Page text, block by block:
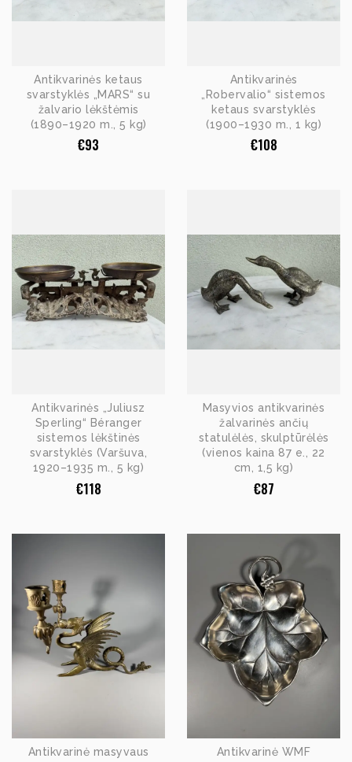
Antikvarinės ketaus
svarstyklės „MARS“ su
žalvario lėkštėmis
(1890–1920 m., 5 kg)
€93
Antikvarinės
„Robervalio“ sistemos
ketaus svarstyklės
(1900–1930 m., 1 kg)
€108
Antikvarinės „Juliusz
Sperling“ Béranger
sistemos lėkštinės
svarstyklės (Varšuva,
1920–1935 m., 5 kg)
€118
Masyvios antikvarinės
žalvarinės ančių
statulėlės, skulptūrėlės
(vienos kaina 87 e., 22
cm, 1,5 kg)
€87
Antikvarinė masyvaus
Antikvarinė WMF